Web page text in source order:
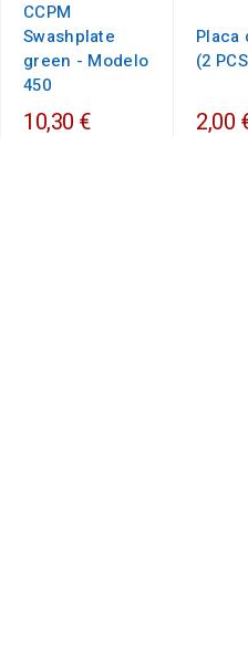
CCPM
Swashplate
green - Modelo
450
10,30 €
Placa
(2
2,00